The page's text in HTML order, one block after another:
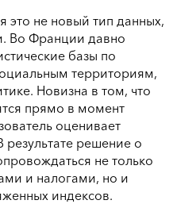
это не новый тип данных,
Во Франции давно
базы по
территориям,
Новизна в том, что
прямо в момент
оценивает
решение о
не только
и налогами, но и
индексов.